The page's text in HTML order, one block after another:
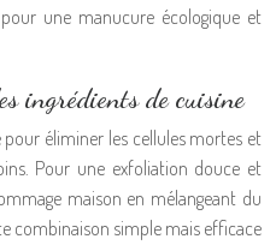
une manucure écologique et
ingrédients de cuisine
pour éliminer les cellules mortes et
Pour une exfoliation douce et
maison en mélangeant du
combinaison simple mais efficace